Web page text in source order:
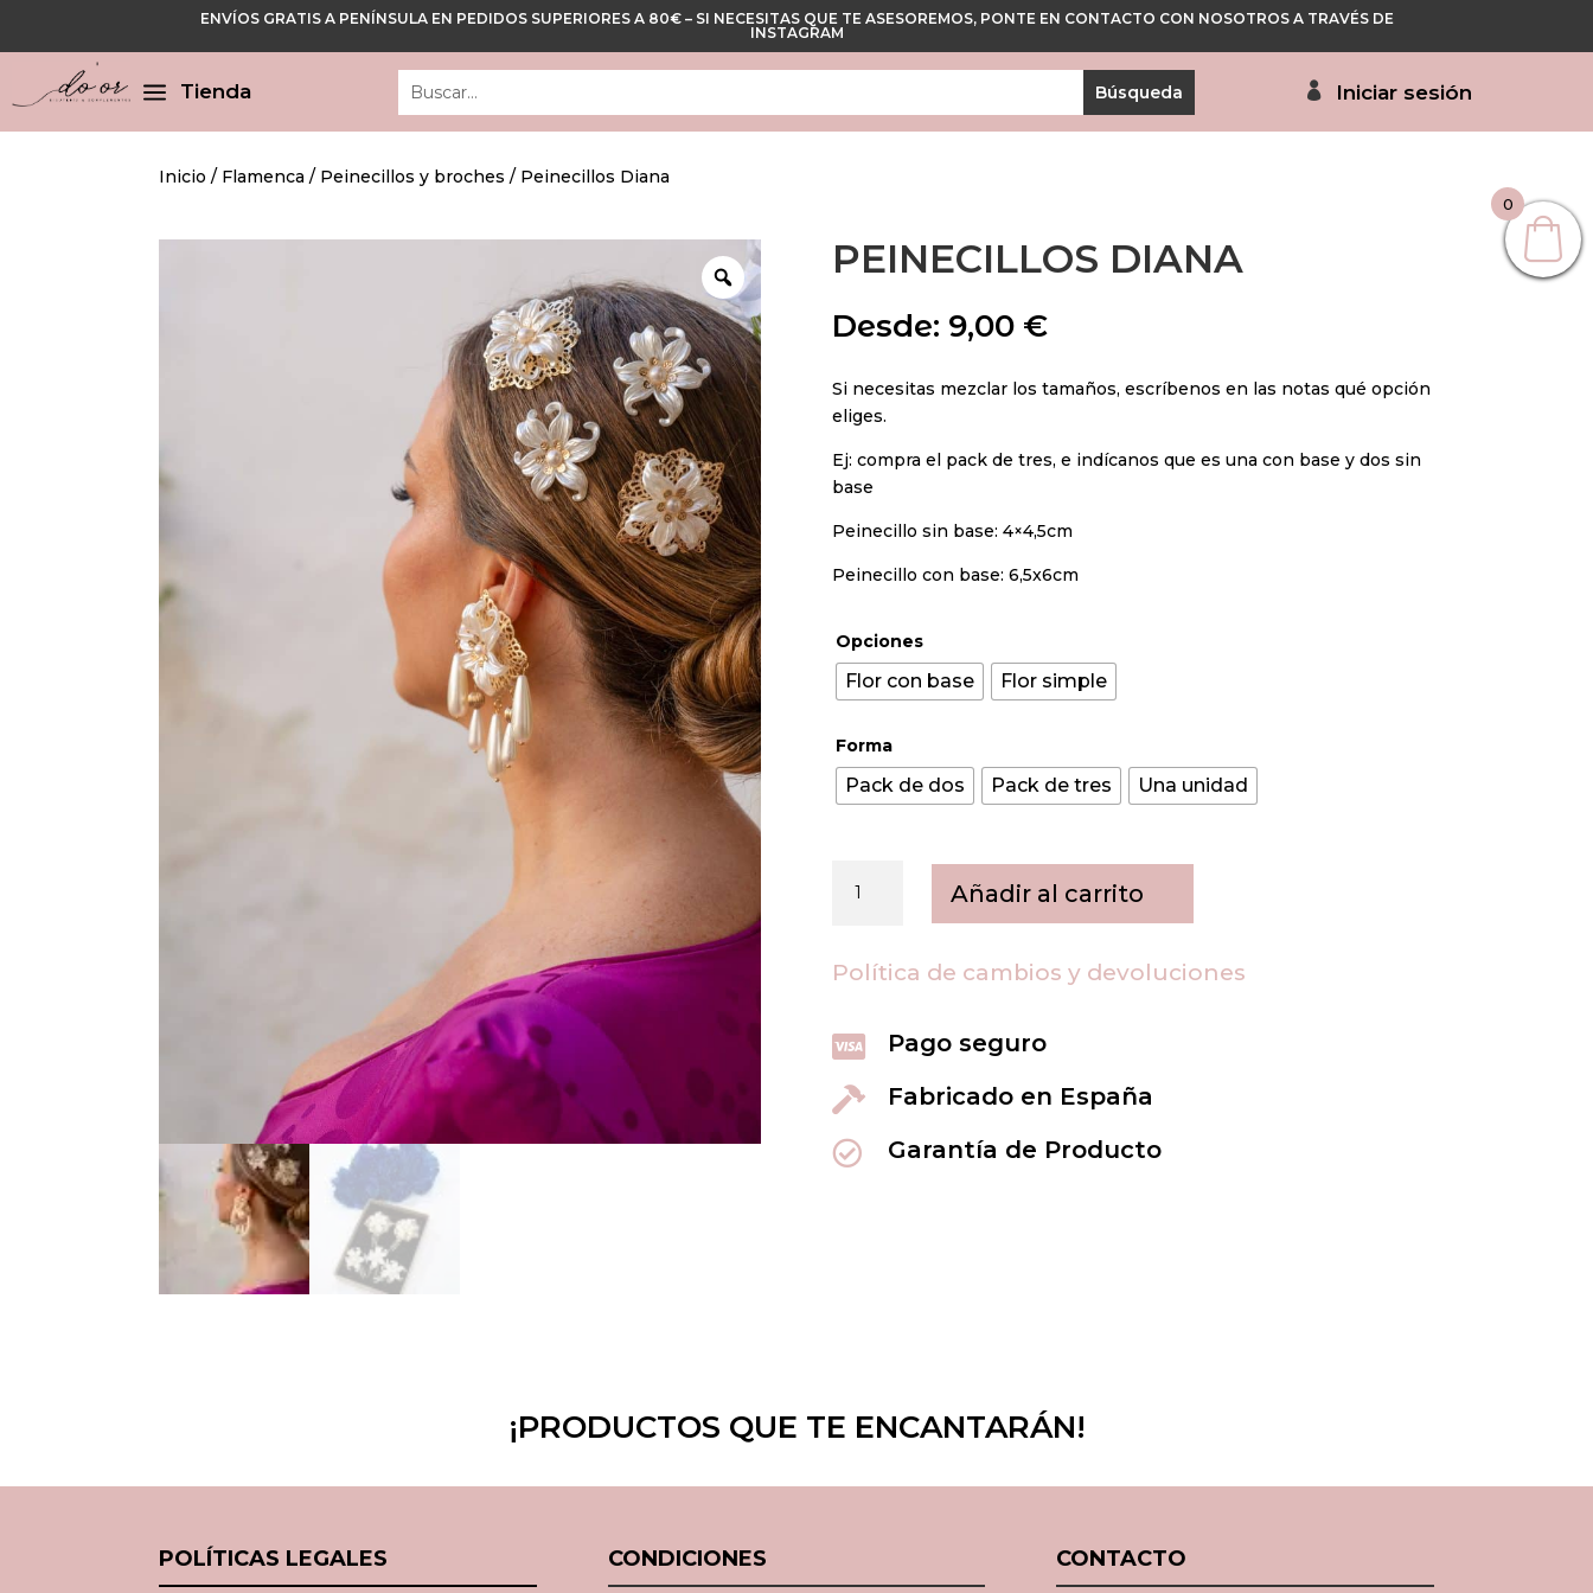
ENVÍOS GRATIS A PENÍNSULA EN PEDIDOS SUPERIORES A 80€ – SI NECESITAS QUE TE ASESOREMOS, PONTE EN CONTACTO CON NOSOTROS A TRAVÉS DE
INSTAGRAM
a Tienda Iniciar sesión
Cerrar
Inicio / Flamenca / Peinecillos y broches / Peinecillos Diana
PEINECILLOS DIANA
Desde: 9,00 €
Si necesitas mezclar los tamaños, escríbenos en las notas qué opción
eliges.
Ej: compra el pack de tres, e indícanos que es una con base y dos sin
base
Peinecillo sin base: 4×4,5cm
Peinecillo con base: 6,5x6cm
Opciones
Flor con base Flor simple
Forma
Pack de dos Pack de tres Una unidad
Diana
Añadir al carrito
Política de cambios y devoluciones
 Pago seguro
 Fabricado en España
 Garantía de Producto
¡PRODUCTOS QUE TE ENCANTARÁN!
POLÍTICAS LEGALES CONDICIONES CONTACTO
0